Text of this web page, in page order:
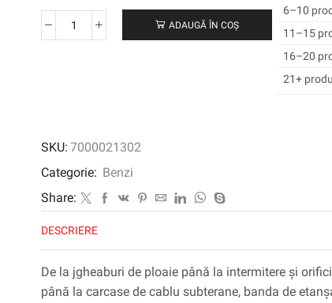
Cantitate
4412N,
translucidă,
mm
x
2,0
mm
ADAUGĂ ÎN COȘ
6–10
11–15
16–20
21+
SKU: 7000021302
Categorie: Benzi
Share:
DESCRIERE
De la jgheaburi de ploaie până la intermitere și
până la carcase de cablu subterane, banda de